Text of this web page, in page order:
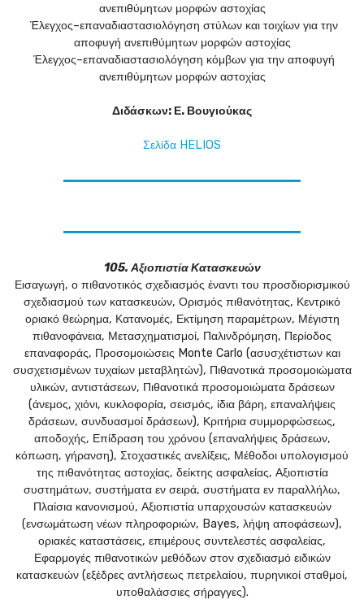
ανεπιθύμητων μορφών αστοχίας
Έλεγχος–επαναδιαστασιολόγηση στύλων και τοιχίων για την
αποφυγή ανεπιθύμητων μορφών αστοχίας
Έλεγχος–επαναδιαστασιολόγηση κόμβων για την αποφυγή
ανεπιθύμητων μορφών αστοχίας
Διδάσκων: Ε. Βουγιούκας
Σελίδα HELIOS
105. Αξιοπιστία Κατασκευών
Εισαγωγή, ο πιθανοτικός σχεδιασμός έναντι του προσδιορισμικού
σχεδιασμού των κατασκευών, Ορισμός πιθανότητας, Κεντρικό
οριακό θεώρημα, Κατανομές, Εκτίμηση παραμέτρων, Μέγιστη
πιθανοφάνεια, Μετασχηματισμοί, Παλινδρόμηση, Περίοδος
επαναφοράς, Προσομοιώσεις Monte Carlo (ασυσχέτιστων και
συσχετισμένων τυχαίων μεταβλητών), Πιθανοτικά προσομοιώματα
υλικών, αντιστάσεων, Πιθανοτικά προσομοιώματα δράσεων
(άνεμος, χιόνι, κυκλοφορία, σεισμός, ίδια βάρη, επαναλήψεις
δράσεων, συνδυασμοί δράσεων), Κριτήρια συμμορφώσεως,
αποδοχής, Επίδραση του χρόνου (επαναλήψεις δράσεων,
κόπωση, γήρανση), Στοχαστικές ανελίξεις, Μέθοδοι υπολογισμού
της πιθανότητας αστοχίας, δείκτης ασφαλείας, Αξιοπιστία
συστημάτων, συστήματα εν σειρά, συστήματα εν παραλλήλω,
Πλαίσια κανονισμού, Αξιοπιστία υπαρχουσών κατασκευών
(ενσωμάτωση νέων πληροφοριών, Bayes, λήψη αποφάσεων),
οριακές καταστάσεις, επιμέρους συντελεστές ασφαλείας,
Εφαρμογές πιθανοτικών μεθόδων στον σχεδιασμό ειδικών
κατασκευών (εξέδρες αντλήσεως πετρελαίου, πυρηνικοί σταθμοί,
υποθαλάσσιες σήραγγες).